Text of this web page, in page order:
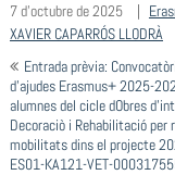
7 d'octubre de 2025
XAVIER CAPARRÓS LLODRÀ
Navegació
d'entrades
Entrada prèvia:
d’ajudes Erasmus+ 2025-
alumnes del cicle dObres
Decoraciò i Rehabilitació per
mobilitats dins el projecte
ES01-KA121-VET-